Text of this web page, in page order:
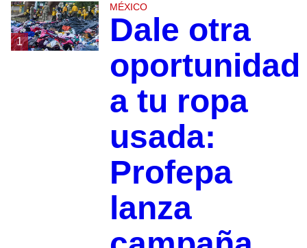
1
MÉXICO
Dale otra
oportunidad
a tu ropa
usada:
Profepa
lanza